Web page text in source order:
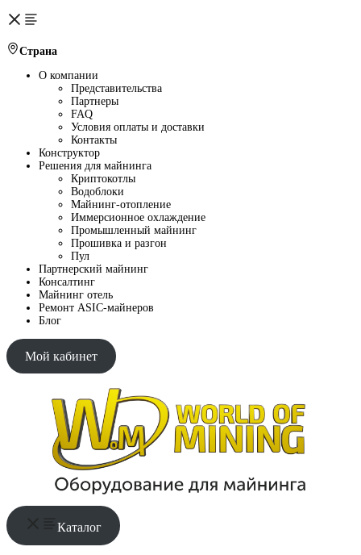
Страна
О компании
Представительства
Партнеры
FAQ
Условия оплаты и доставки
Контакты
Конструктор
Решения для майнинга
Криптокотлы
Водоблоки
Майнинг-отопление
Иммерсионное охлаждение
Промышленный майнинг
Прошивка и разгон
Пул
Партнерский майнинг
Консалтинг
Майнинг отель
Ремонт ASIC-майнеров
Блог
Мой кабинет
Каталог